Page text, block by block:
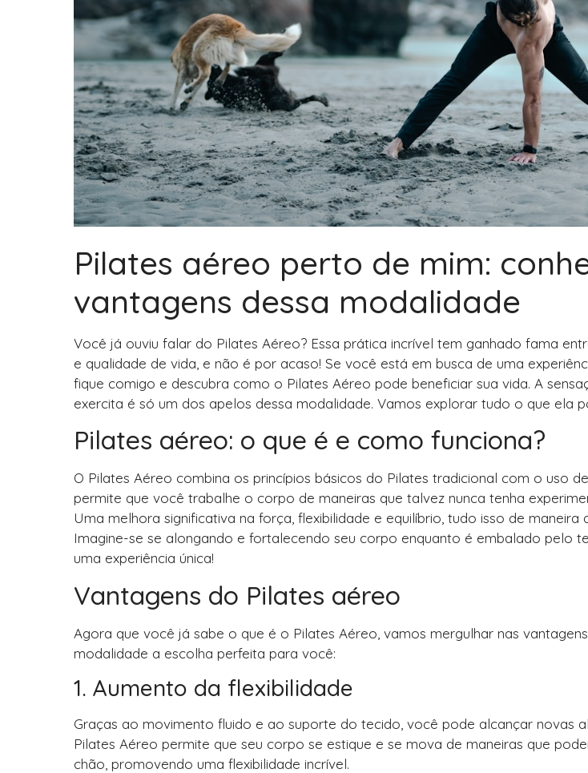
Pilates aéreo perto de mim:
vantagens dessa modalidade
Você já ouviu falar do Pilates Aéreo? Essa prática incrível tem ganhado fama
e qualidade de vida, e não é por acaso! Se você está em busca de uma
fique comigo e descubra como o Pilates Aéreo pode beneficiar sua vida. A
exercita é só um dos apelos dessa modalidade. Vamos explorar tudo o que ela
Pilates aéreo: o que é e como funciona?
O Pilates Aéreo combina os princípios básicos do Pilates tradicional com o uso
permite que você trabalhe o corpo de maneiras que talvez nunca tenha
Uma melhora significativa na força, flexibilidade e equilíbrio, tudo isso de maneira
Imagine-se se alongando e fortalecendo seu corpo enquanto é embalado pelo
uma experiência única!
Vantagens do Pilates aéreo
Agora que você já sabe o que é o Pilates Aéreo, vamos mergulhar nas
modalidade a escolha perfeita para você:
1. Aumento da flexibilidade
Graças ao movimento fluido e ao suporte do tecido, você pode alcançar novas
Pilates Aéreo permite que seu corpo se estique e se mova de maneiras que
chão, promovendo uma flexibilidade incrível.